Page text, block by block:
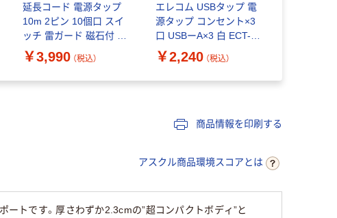
延長コード 電源タップ
10m 2ピン 10個口 スイ
ッチ 雷ガード 磁石付 白
ECTー15100WH エレコ
ム 1個
￥3,990 （税込）
エレコム USBタップ 電
源タップ コンセント×3
口 USBーA×3 白 ECT-
37-3A3WH 1個
￥2,240 （税込）
商品情報を印刷する
アスクル商品環境スコアとは
ートです。厚さわずか2.3cmの”超コンパクトボディ”と